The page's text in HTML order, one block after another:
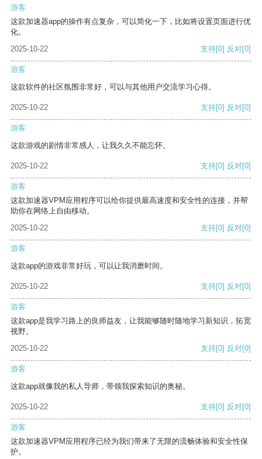
游客
这款加速器app的操作有点复杂，可以简化一下，比如将设置页面进行优
化。
2025-10-22
支持[0] 反对[0]
游客
这款软件的社区氛围非常好，可以与其他用户交流学习心得。
2025-10-22 支持[0] 反对[0]
游客
这款游戏的剧情非常感人，让我久久不能忘怀。
2025-10-22 支持[0] 反对[0]
游客
这款加速器VPM应用程序可以给你提供最高速度和安全性的连接，并帮
助你在网络上自由移动。
2025-10-22
支持[0] 反对[0]
游客
这款app的游戏非常好玩，可以让我消磨时间。
2025-10-22 支持[0] 反对[0]
游客
这款app是我学习路上的良师益友，让我能够随时随地学习新知识，拓宽
视野。
2025-10-22
支持[0] 反对[0]
游客
这款app就像我的私人导师，带领我探索知识的奥秘。
2025-10-22 支持[0] 反对[0]
游客
这款加速器VPM应用程序已经为我们带来了无限的流畅体验和安全性保
护。